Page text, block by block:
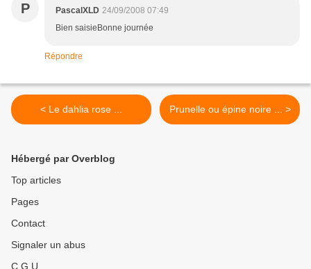
P PascalXLD 24/09/2008 07:49
Bien saisieBonne journée
Répondre
< Le dahlia rose ... Prunelle ou épine noire ... >
Hébergé par Overblog
Top articles
Pages
Contact
Signaler un abus
C.G.U.